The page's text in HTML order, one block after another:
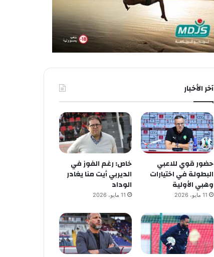
آخر الأخبار
حضور قوي للاعبي
البطولة في اختيارات
وهبي الأولية
11 مايو، 2026
خاص: رغم الفوز في
الديربي أيت منا يغادر
الوداد
11 مايو، 2026